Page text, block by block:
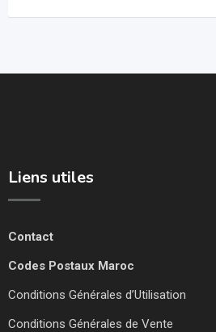
Liens utiles
Contact
Codes Postaux Maroc
Conditions Générales d’Utilisation
Conditions Générales de Vente